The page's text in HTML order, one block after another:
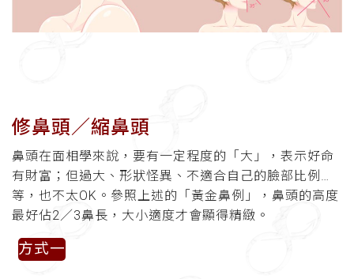
修鼻頭／縮鼻頭
鼻頭在面相學來說，要有一定程度的「大」，表示好命
有財富；但過大、形狀怪異、不適合自己的臉部比例…
等，也不太OK。參照上述的「黃金鼻例」，鼻頭的高度
最好佔2／3鼻長，大小適度才會顯得精緻。
方式一